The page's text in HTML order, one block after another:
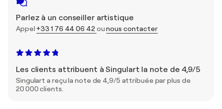
Parlez à un conseiller artistique
Appel +33 1 76 44 06 42ounous contacter
Les clients attribuent à Singulart la note de 4,9/5
Singulart a reçu la note de 4,9/5 attribuée par plus de
20 000 clients.